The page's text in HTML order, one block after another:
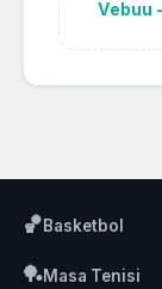
Vebuu
🏀Basketbol
🏓Masa Tenisi